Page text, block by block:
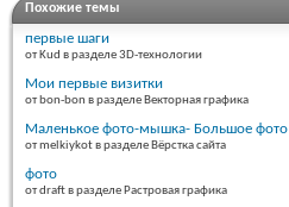
Похожие темы
первые шаги
от Kud в разделе 3D-технологии
Мои первые визитки
от bon-bon в разделе Векторная графика
Маленькое фото-мышка- Большое фото
от melkiykot в разделе Вёрстка сайта
фото
от draft в разделе Растровая графика